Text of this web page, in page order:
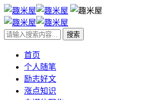
首页
个人随笔
励志好文
涨点知识